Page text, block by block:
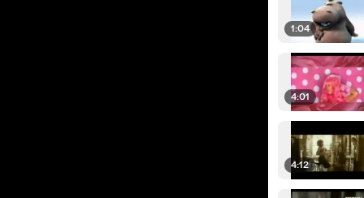
1:04
4:01
4:12